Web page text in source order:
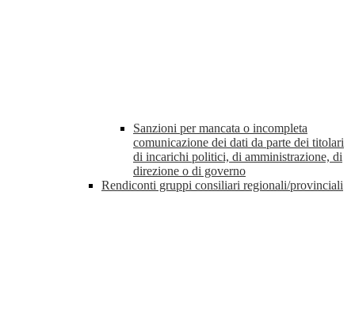
Sanzioni per mancata o incompleta
comunicazione dei dati da parte dei titolari
di incarichi politici, di amministrazione, di
direzione o di governo
Rendiconti gruppi consiliari regionali/provinciali